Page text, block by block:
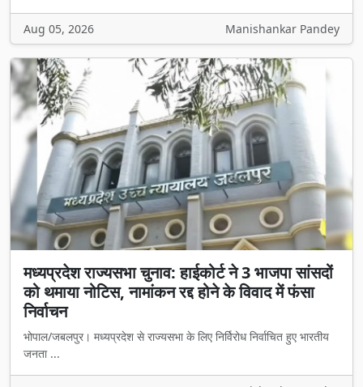
Aug 05, 2026 Manishankar Pandey
मध्यप्रदेश राज्यसभा चुनाव: हाईकोर्ट ने 3 भाजपा सांसदों
को थमाया नोटिस, नामांकन रद्द होने के विवाद में फंसा
निर्वाचन
भोपाल/जबलपुर। मध्यप्रदेश से राज्यसभा के लिए निर्विरोध निर्वाचित हुए भारतीय
जनता ...